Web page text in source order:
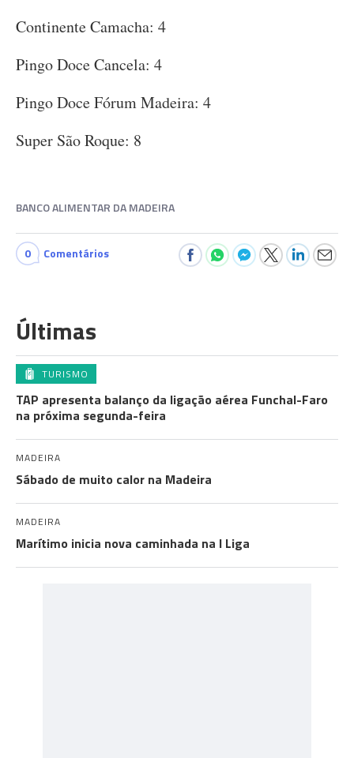
Continente Camacha: 4
Pingo Doce Cancela: 4
Pingo Doce Fórum Madeira: 4
Super São Roque: 8
BANCO ALIMENTAR DA MADEIRA
0 Comentários
Últimas
TURISMO
TAP apresenta balanço da ligação aérea Funchal-Faro
na próxima segunda-feira
MADEIRA
Sábado de muito calor na Madeira
MADEIRA
Marítimo inicia nova caminhada na I Liga